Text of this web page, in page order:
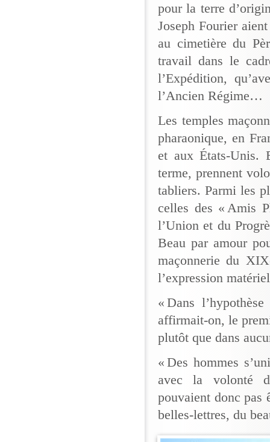
pour la terre
Joseph Fourier
au cimetière du
travail dans le
l’Expédition,
l’Ancien Régime…
Les temples
pharaonique, en
et aux États-Unis.
terme, prennent
tabliers. Parmi les
celles des « Amis
l’Union et du
Beau par amour
maçonnerie du
l’expression
« Dans
affirmait-on, le
plutôt que dans
« Des hommes
avec la volonté
pouvaient donc pas
belles-lettres, du